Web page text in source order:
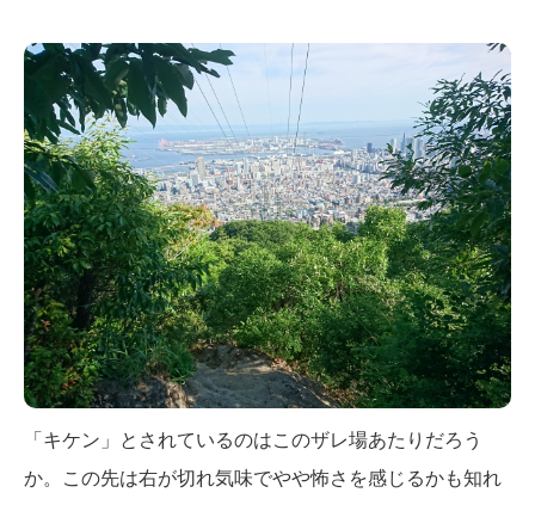
「キケン」とされているのはこのザレ場あたりだろう
か。この先は右が切れ気味でやや怖さを感じるかも知れ